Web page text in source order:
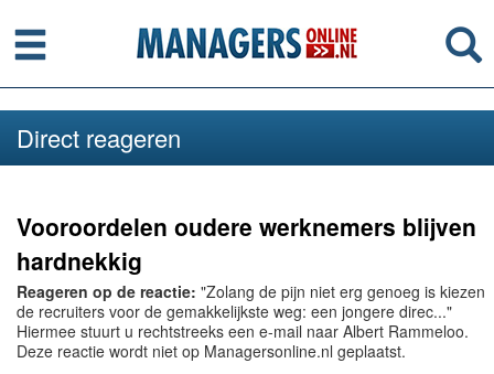
Menu
Direct reageren
Vooroordelen oudere werknemers blijven
hardnekkig
Reageren op de reactie: "Zolang de pijn niet erg genoeg is kiezen
de recruiters voor de gemakkelijkste weg: een jongere direc..."
Hiermee stuurt u rechtstreeks een e-mail naar Albert Rammeloo.
Deze reactie wordt niet op Managersonline.nl geplaatst.